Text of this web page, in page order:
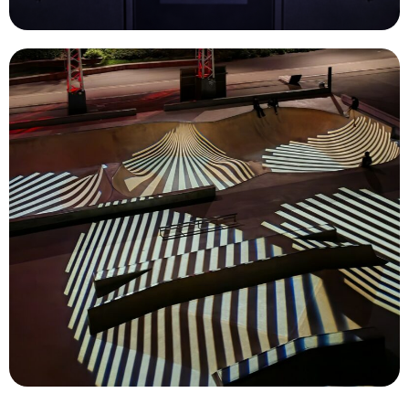
Découvrir